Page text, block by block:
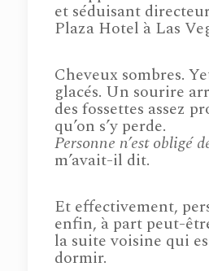
et séduisant
Plaza Hotel à Las
Cheveux sombres.
glacés. Un sourire
des fossettes assez
qu’on s’y perde.
Personne n’est obligé
m’avait-il dit.
Et effectivement,
enfin, à part peut-
la suite voisine qui
dormir.